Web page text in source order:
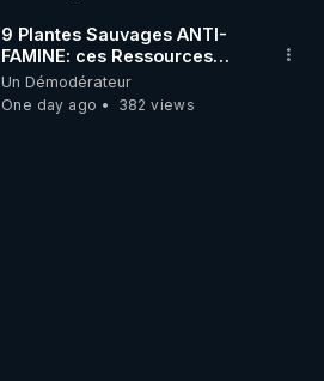
9 Plantes Sauvages ANTI-
FAMINE: ces Ressources
JARDIN&des Haies
Un Démodérateur
One day ago
382 views